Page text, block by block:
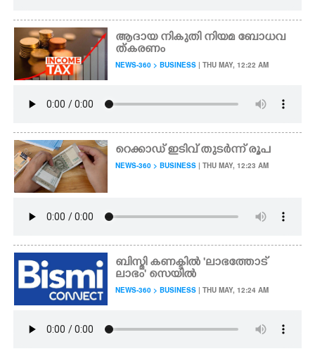
ആദായ നികുതി നിയമ ബോധവ
ത്കരണം
NEWS-360 > BUSINESS | THU MAY, 12:22 AM
റെക്കാഡ് ഇടിവ് തുടർന്ന് രൂപ
NEWS-360 > BUSINESS | THU MAY, 12:23 AM
ബിസ്മി കണക്ടിൽ 'ലാഭത്തോട്
ലാഭം' സെയിൽ
NEWS-360 > BUSINESS | THU MAY, 12:24 AM